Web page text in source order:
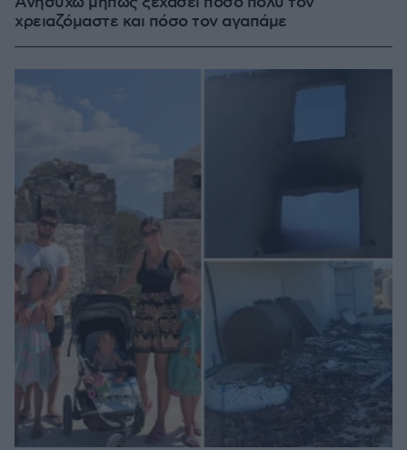
χρειαζόμαστε και πόσο τον αγαπάμε